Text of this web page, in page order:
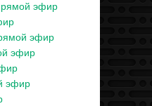
эфир
эфир
эфир
эфир